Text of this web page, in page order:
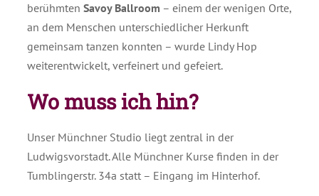
berühmten Savoy Ballroom – einem der wenigen Orte,
an dem Menschen unterschiedlicher Herkunft
gemeinsam tanzen konnten – wurde Lindy Hop
weiterentwickelt, verfeinert und gefeiert.
Wo muss ich hin?
Unser Münchner Studio liegt zentral in der
Ludwigsvorstadt. Alle Münchner Kurse finden in der
Tumblingerstr. 34a statt – Eingang im Hinterhof.